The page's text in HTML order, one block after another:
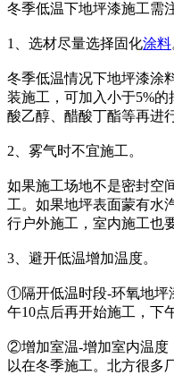
冬季低温下地坪漆施工需
1、选材尽量选择固化涂料
冬季低温情况下地坪漆涂
装施工，可加入小于5%
酸乙醇、醋酸丁酯等再进
2、雾气时不宜施工。
如果施工场地不是密封空
工。如果地坪表面蒙有水
行户外施工，室内施工也
3、避开低温增加温度。
①隔开低温时段-环氧地坪
午10点后再开始施工，下
②增加室温-增加室内温度
以在冬季施工。北方很多